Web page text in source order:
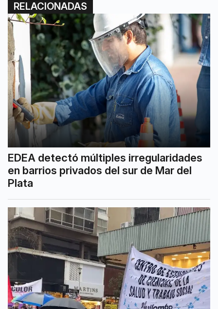
RELACIONADAS
EDEA detectó múltiples irregularidades
en barrios privados del sur de Mar del
Plata